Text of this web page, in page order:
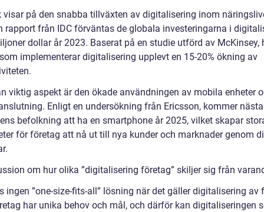
visar på den snabba tillväxten av digitalisering inom
rapport från IDC förväntas de globala investeringarna i
dollar år 2023. Baserat på en studie utförd av McKinsey,
implementerar digitalisering upplevt en 15-20% ökning av
viktig aspekt är den ökade användningen av mobila enheter
Enligt en undersökning från Ericsson, kommer
befolkning att ha en smartphone år 2025, vilket skapar
för företag att nå ut till nya kunder och marknader genom
om hur olika ”digitalisering företag” skiljer sig från
ingen ”one-size-fits-all” lösning när det gäller digitalisering av
har unika behov och mål, och därför kan digitaliseringen